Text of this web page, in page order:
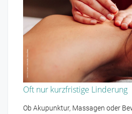
Oft nur kurzfristige Linderung
Ob Akupunktur, Massagen oder